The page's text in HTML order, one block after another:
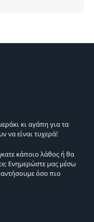
κι αγάπη για τα
να είναι τυχερά!
κάποιο λάθος ή θα
Ενημερώστε μας μέσω
όσο πιο